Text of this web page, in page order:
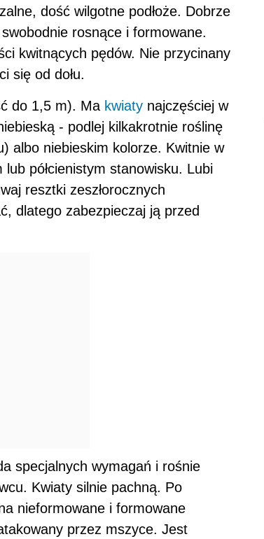
dość wilgotne podłoże. Dobrze
rosnące i formowane.
kwitnących pędów. Nie przycinany
się od dołu.
do 1,5 m). Ma kwiaty najczęściej w
- podlej kilkakrotnie roślinę
albo niebieskim kolorze. Kwitnie w
półcienistym stanowisku. Lubi
resztki zeszłorocznych
dlatego zabezpieczaj ją przed
specjalnych wymagań i rośnie
Kwiaty silnie pachną. Po
nieformowane i formowane
przez mszyce. Jest